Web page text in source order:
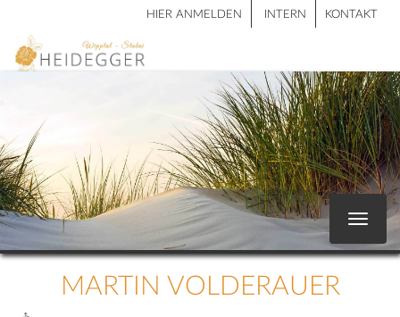
HIER ANMELDEN INTERN KONTAKT
Toggle
MARTIN VOLDERAUER